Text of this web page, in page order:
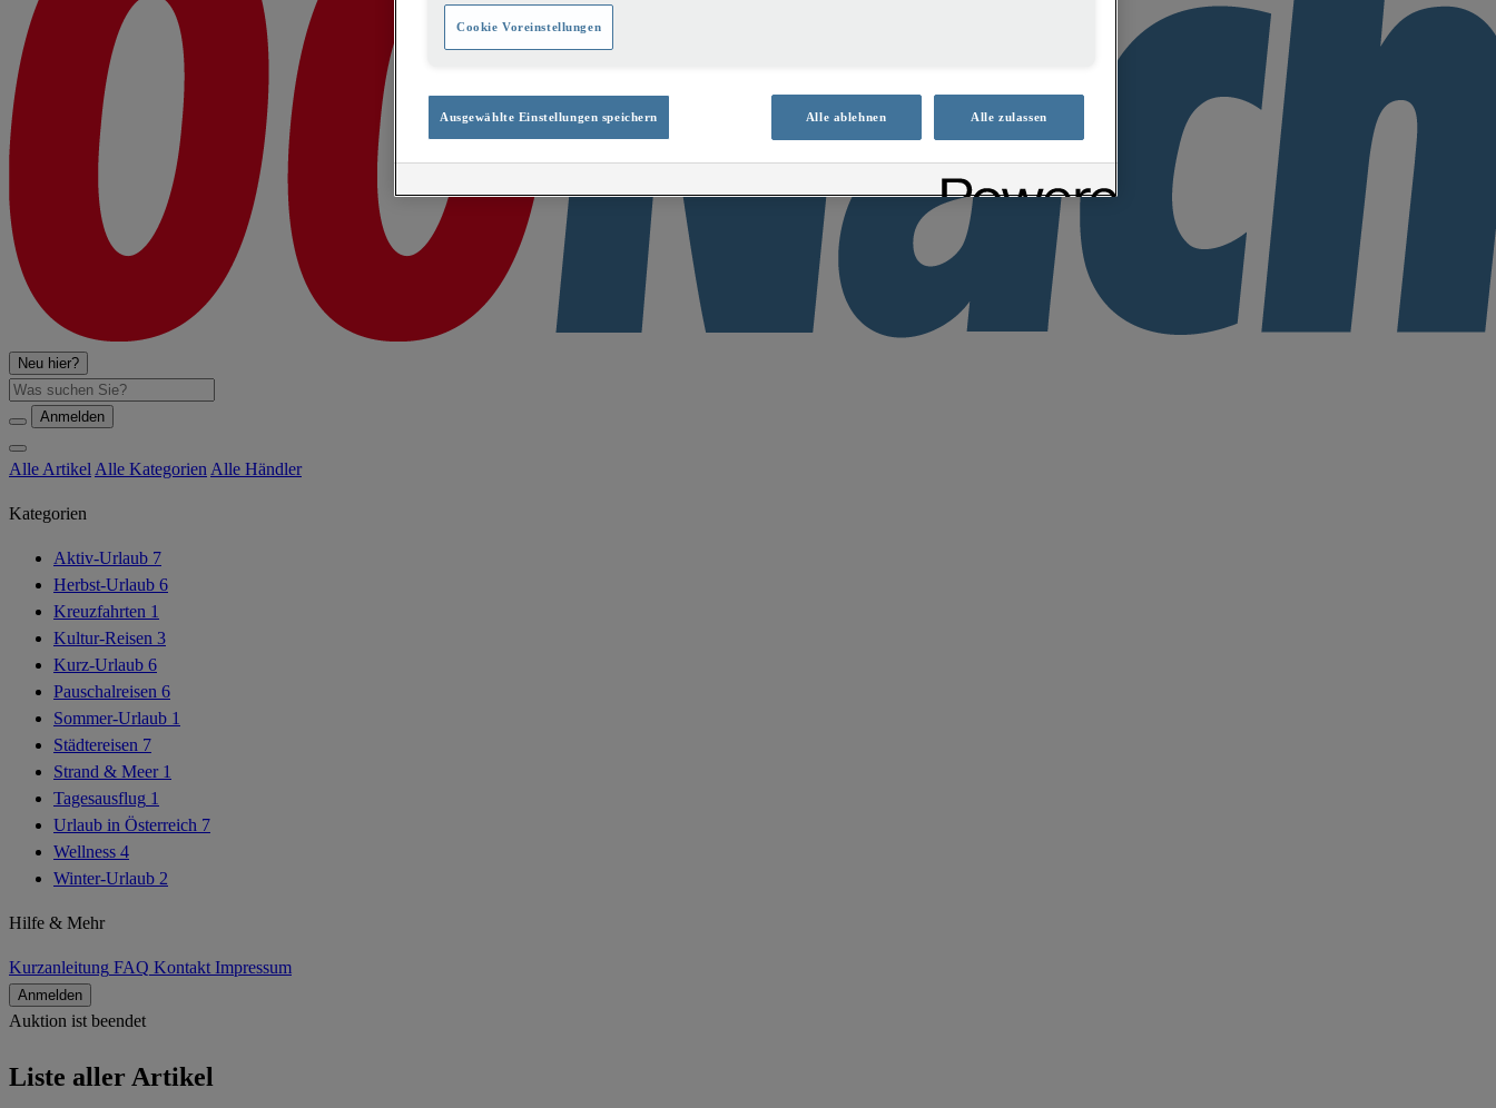
Neu hier?
Suche
Anmelden
Alle Artikel Alle Kategorien Alle Händler
Kategorien
Aktiv-Urlaub 7
Herbst-Urlaub 6
Kreuzfahrten 1
Kultur-Reisen 3
Kurz-Urlaub 6
Pauschalreisen 6
Sommer-Urlaub 1
Städtereisen 7
Strand & Meer 1
Tagesausflug 1
Urlaub in Österreich 7
Wellness 4
Winter-Urlaub 2
Hilfe & Mehr
Kurzanleitung FAQ Kontakt Impressum
Anmelden
Auktion ist beendet
Alle Artikel
Liste aller Artikel
Cookie Voreinstellungen
Ausgewählte Einstellungen speichern Alle ablehnen Alle zulassen